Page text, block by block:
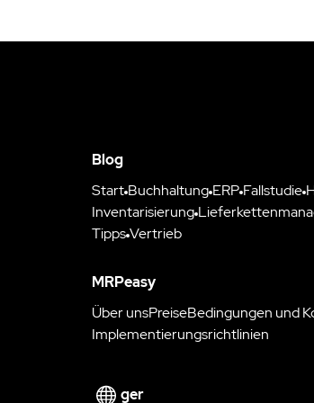
Blog
Start Buchhaltung ERP Fallstudie
Inventarisierung
TippsVertrieb
MRPeasy
Über unsPreiseBedingungen und
Implementierungsrichtlinien
ger